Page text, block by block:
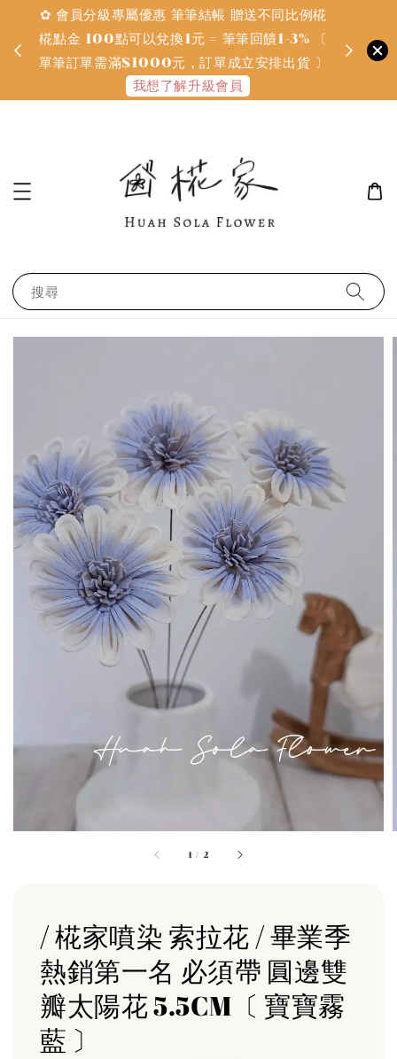
✿ 會員分級專屬優惠 筆筆結帳 贈送不同比例椛
椛點金 100點可以兌換1元 = 筆筆回饋1-3% 〔
單筆訂單需滿$1000元，訂單成立安排出貨 〕
我想了解升級會員
搜尋
1 / 2
/ 椛家噴染 索拉花 / 畢業季
熱銷第一名 必須帶 圓邊雙
瓣太陽花 5.5CM〔 寶寶霧
藍 〕